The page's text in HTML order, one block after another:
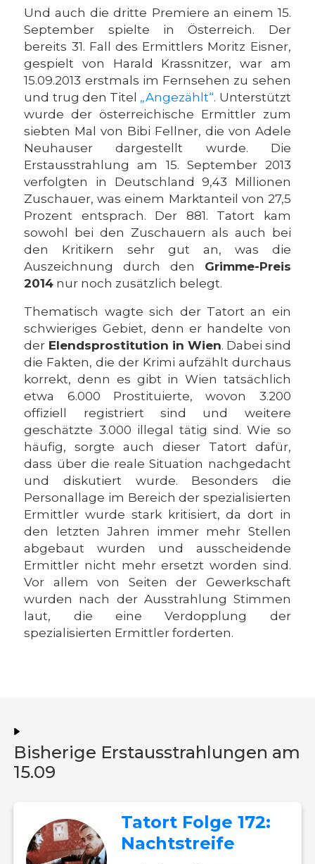
Und auch die dritte Premiere an einem 15.
September spielte in Österreich. Der
bereits 31. Fall des Ermittlers Moritz Eisner,
gespielt von Harald Krassnitzer, war am
15.09.2013 erstmals im Fernsehen zu sehen
und trug den Titel „Angezählt“. Unterstützt
wurde der österreichische Ermittler zum
siebten Mal von Bibi Fellner, die von Adele
Neuhauser dargestellt wurde. Die
Erstausstrahlung am 15. September 2013
verfolgten in Deutschland 9,43 Millionen
Zuschauer, was einem Marktanteil von 27,5
Prozent entsprach. Der 881. Tatort kam
sowohl bei den Zuschauern als auch bei
den Kritikern sehr gut an, was die
Auszeichnung durch den Grimme-Preis
2014 nur noch zusätzlich belegt.
Thematisch wagte sich der Tatort an ein
schwieriges Gebiet, denn er handelte von
der Elendsprostitution in Wien. Dabei sind
die Fakten, die der Krimi aufzählt durchaus
korrekt, denn es gibt in Wien tatsächlich
etwa 6.000 Prostituierte, wovon 3.200
offiziell registriert sind und weitere
geschätzte 3.000 illegal tätig sind. Wie so
häufig, sorgte auch dieser Tatort dafür,
dass über die reale Situation nachgedacht
und diskutiert wurde. Besonders die
Personallage im Bereich der spezialisierten
Ermittler wurde stark kritisiert, da dort in
den letzten Jahren immer mehr Stellen
abgebaut wurden und ausscheidende
Ermittler nicht mehr ersetzt worden sind.
Vor allem von Seiten der Gewerkschaft
wurden nach der Ausstrahlung Stimmen
laut, die eine Verdopplung der
spezialisierten Ermittler forderten.
Bisherige Erstausstrahlungen am
15.09
Tatort Folge 172:
Nachtstreife